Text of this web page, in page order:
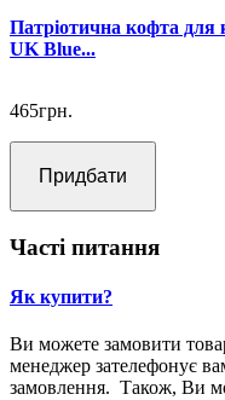
Патріотична кофта для
UK Blue...
465грн.
Придбати
Часті питання
Як купити?
Ви можете замовити
менеджер зателефонує
замовлення. Також, Ви